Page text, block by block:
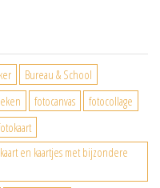
Bureau & School
fotocanvas
fotocollage
en kaartjes met bijzondere